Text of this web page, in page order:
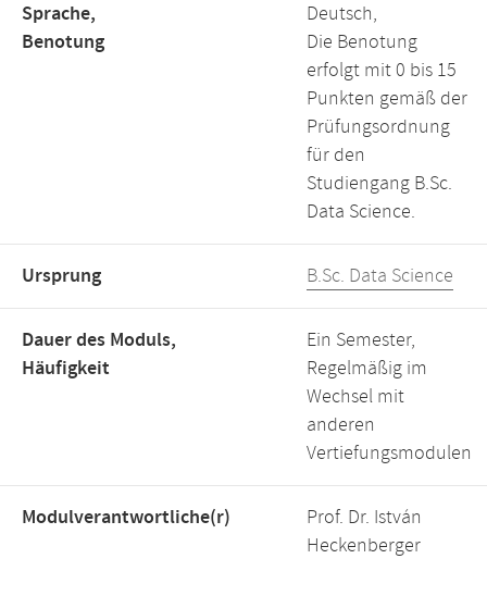
Sprache,
Benotung
Deutsch,
Die Benotung
erfolgt mit 0 bis 15
Punkten gemäß der
Prüfungsordnung
für den
Studiengang B.Sc.
Data Science.
Ursprung B.Sc. Data Science
Dauer des Moduls,
Häufigkeit
Ein Semester,
Regelmäßig im
Wechsel mit
anderen
Vertiefungsmodulen
Modulverantwortliche(r)
Prof. Dr. István
Heckenberger